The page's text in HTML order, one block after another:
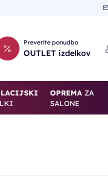
Preverite ponudbo
OUTLET izdelkov
OPREMAZA
SALONE